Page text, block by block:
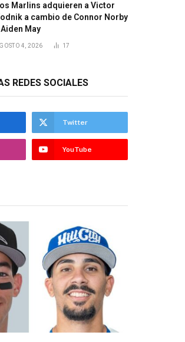
Marlins adquieren a Victor
a cambio de Connor Norby
May
4, 2026 17
REDES SOCIALES
Twitter
YouTube